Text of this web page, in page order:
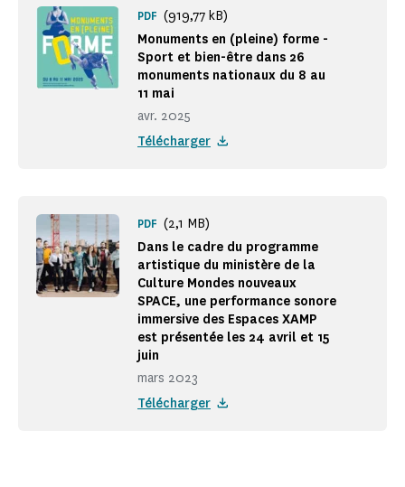
Monuments en (pleine) forme -
Sport et bien-être dans 26
monuments nationaux du 8 au
11 mai
avr. 2025
PDF (919,77 kB)
Télécharger
Dans le cadre du programme
artistique du ministère de la
Culture Mondes nouveaux
SPACE, une performance sonore
immersive des Espaces XAMP
est présentée les 24 avril et 15
juin
mars 2023
PDF (2,1 MB)
Télécharger